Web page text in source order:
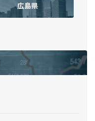
広島県